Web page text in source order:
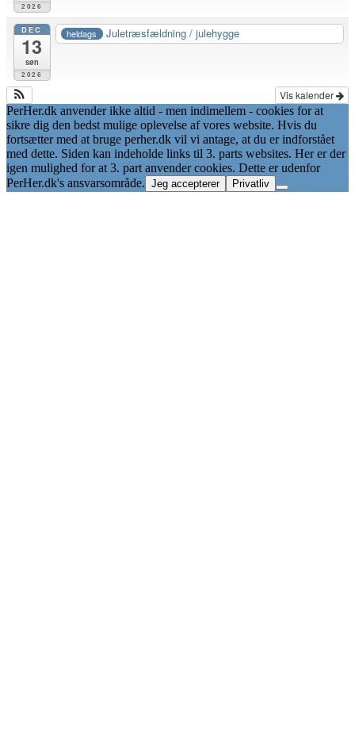
2026
DEC
13
søn
2026
heldags Juletræsfældning / julehygge
Vis kalender
PerHer.dk anvender ikke altid - men indimellem - cookies for at
sikre dig den bedst mulige oplevelse af vores website. Hvis du
fortsætter med at bruge perher.dk vil vi antage, at du er indforstået
med dette. Siden kan indeholde links til 3. parts websites. Her er der
igen mulighed for at 3. part anvender cookies. Dette er udenfor
PerHer.dk's ansvarsområde. Jeg accepterer Privatliv